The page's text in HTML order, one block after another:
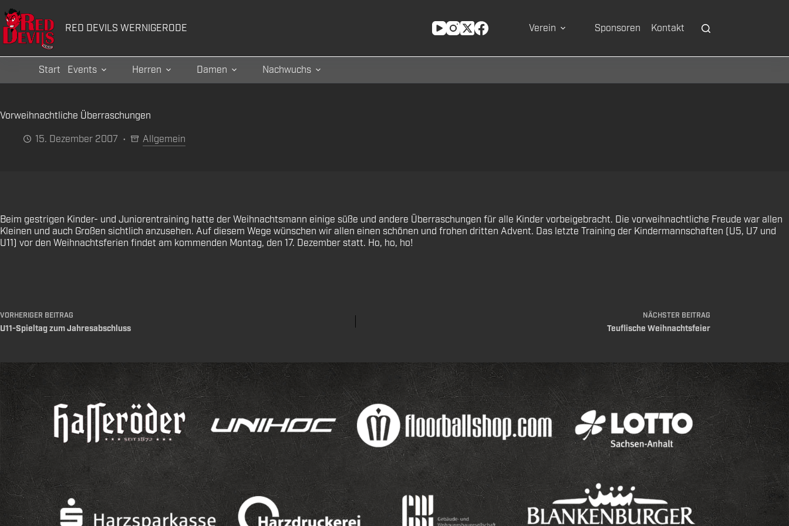
Zum
Inhalt
springen
RED DEVILS WERNIGERODE Verein Sponsoren Kontakt
Start Events Herren Damen Nachwuchs
Vorweihnachtliche Überraschungen
15. Dezember 2007
Allgemein
Beim gestrigen Kinder- und Juniorentraining hatte der Weihnachtsmann einige süße und andere Überraschungen für alle Kinder vorbeigebracht. Die vorweihnachtliche Freude war allen
Kleinen und auch Großen sichtlich anzusehen. Auf diesem Wege wünschen wir allen einen schönen und frohen dritten Advent. Das letzte Training der Kindermannschaften (U5, U7 und
U11) vor den Weihnachtsferien findet am kommenden Montag, den 17. Dezember statt. Ho, ho, ho!
VORHERIGER BEITRAG
U11-Spieltag zum Jahresabschluss
NÄCHSTER BEITRAG
Teuflische Weihnachtsfeier